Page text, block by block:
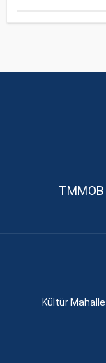
Kültür